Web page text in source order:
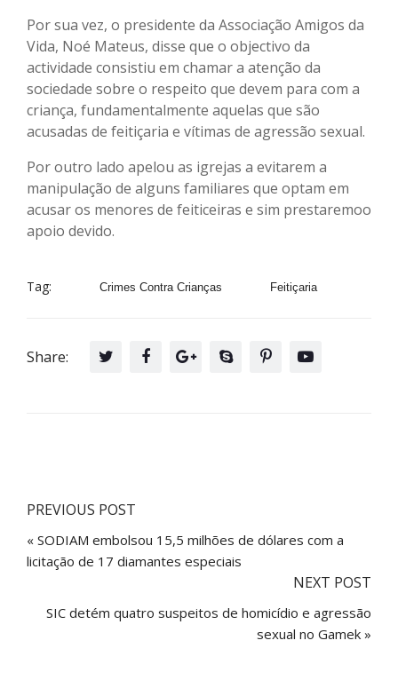
Por sua vez, o presidente da Associação Amigos da
Vida, Noé Mateus, disse que o objectivo da
actividade consistiu em chamar a atenção da
sociedade sobre o respeito que devem para com a
criança, fundamentalmente aquelas que são
acusadas de feitiçaria e vítimas de agressão sexual.
Por outro lado apelou as igrejas a evitarem a
manipulação de alguns familiares que optam em
acusar os menores de feiticeiras e sim prestaremoo
apoio devido.
Tag: Crimes Contra Crianças Feitiçaria
Share:
PREVIOUS POST
« SODIAM embolsou 15,5 milhões de dólares com a
licitação de 17 diamantes especiais
NEXT POST
SIC detém quatro suspeitos de homicídio e agressão
sexual no Gamek »